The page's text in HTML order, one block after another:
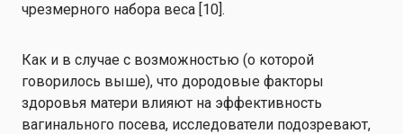
чрезмерного набора веса [10].
Как и в случае с возможностью (о которой
говорилось выше), что дородовые факторы
здоровья матери влияют на эффективность
вагинального посева, исследователи подозревают,